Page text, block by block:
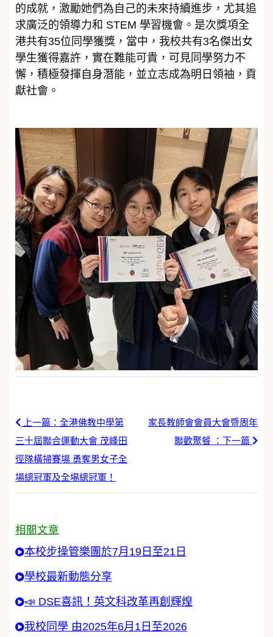
的成就，激勵她們為自己的未來持續進步，尤其追
求廣泛的領導力和 STEM 學習機會。是次獎項全
港共有35位同學獲獎，當中，我校共有3名傑出女
學生獲得嘉許，實在難能可貴，可見同學努力不
懈，積極發揮自身潛能，並立志成為明日領袖，貢
獻社會。
上一篇：全港佛教中學第
三十屆聯合運動大會 茂峰田
徑隊橫掃賽場 勇奪男女子全
場總冠軍及全埸總冠軍！
家長教師會會員大會暨周年
聯歡聚餐 ：下一篇
相關文章
本校步操管樂團於7月19日至21日
學校最新動態分享
📣 DSE喜訊！英文科改革再創輝煌
我校同學 由2025年6月1日至2026